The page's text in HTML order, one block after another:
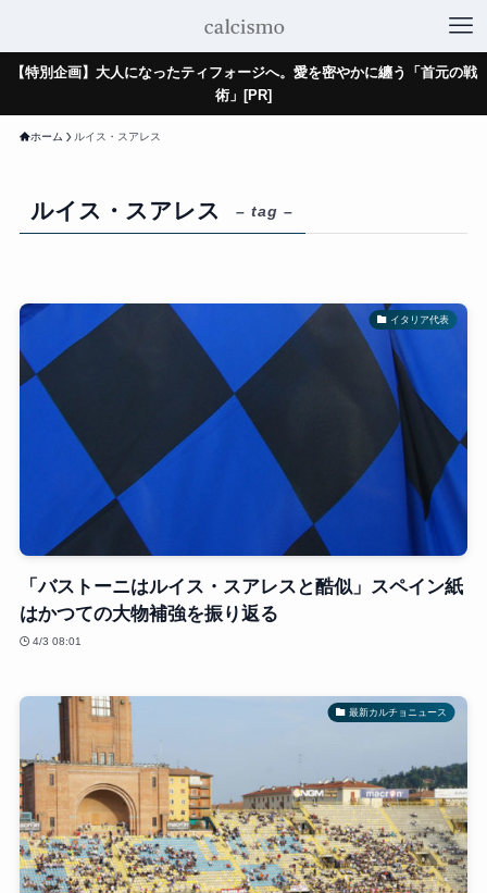
【特別企画】大人になったティフォージへ。愛を密やかに纏う「首元の戦
術」[PR]
ホーム ルイス・スアレス
ルイス・スアレス – tag –
イタリア代表
「バストーニはルイス・スアレスと酷似」スペイン紙
はかつての大物補強を振り返る
4/3 08:01
最新カルチョニュース